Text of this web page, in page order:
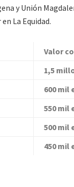
y Unión
La Equidad.
Valor
1,5
600 mil
550 mil
500 mil
450 mil